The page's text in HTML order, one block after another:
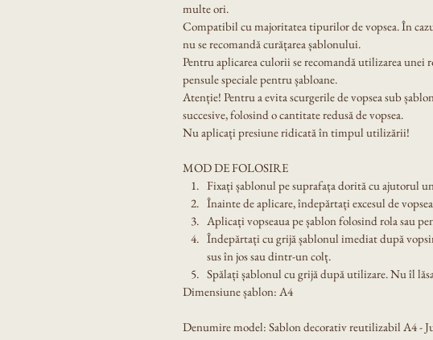
multe ori.
Compatibil cu majoritatea tipurilor de vopsea. În
nu se recomandă curățarea șablonului.
Pentru aplicarea culorii se recomandă utilizarea unei
pensule speciale pentru șabloane.
Atenție! Pentru a evita scurgerile de vopsea sub
succesive, folosind o cantitate redusă de vopsea.
Nu aplicați presiune ridicată în timpul utilizării!
MOD DE FOLOSIRE
Fixați șablonul pe suprafața dorită cu ajutorul
Înainte de aplicare, îndepărtați excesul de
Aplicați vopseaua pe șablon folosind rola sau
Îndepărtați cu grijă șablonul imediat după
sus în jos sau dintr-un colț.
Spălați șablonul cu grijă după utilizare. Nu îl
Dimensiune șablon: A4
Denumire model: Sablon decorativ reutilizabil A4 -